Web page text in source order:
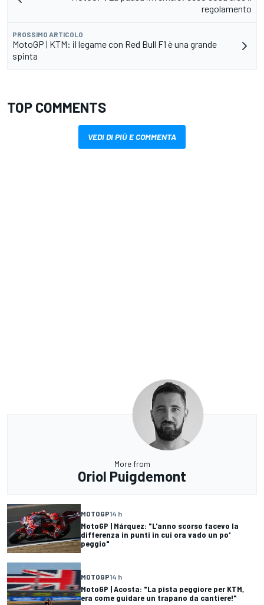
regolamento
PROSSIMO ARTICOLO
MotoGP | KTM: il legame con Red Bull F1 è una grande
spinta
TOP COMMENTS
VEDI DI PIÙ E COMMENTA
More from
Oriol Puigdemont
MOTOGP14 h
MotoGP | Márquez: "L'anno scorso facevo la
differenza in punti in cui ora vado un po'
peggio"
MOTOGP14 h
MotoGP | Acosta: "La pista peggiore per KTM,
era come guidare un trapano da cantiere!"